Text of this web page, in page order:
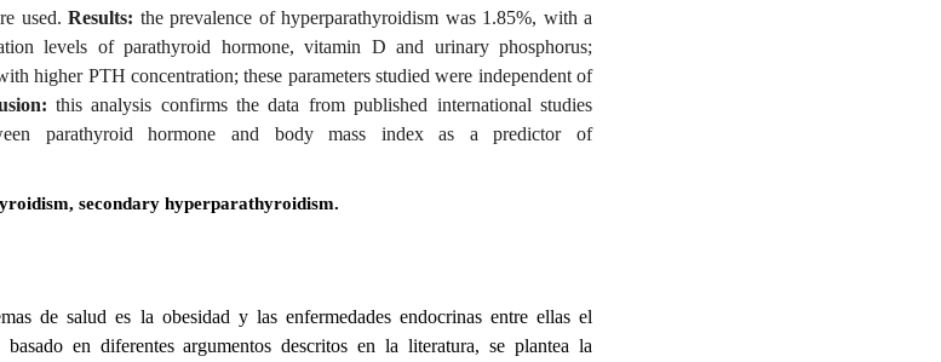
used. Results: the prevalence of hyperparathyroidism was 1.85%, with a
levels of parathyroid hormone, vitamin D and urinary phosphorus;
higher PTH concentration; these parameters studied were independent of
this analysis confirms the data from published international studies
parathyroid hormone and body mass index as a predictor of
secondary hyperparathyroidism.
de salud es la obesidad y las enfermedades endocrinas entre ellas el
en diferentes argumentos descritos en la literatura, se plantea la